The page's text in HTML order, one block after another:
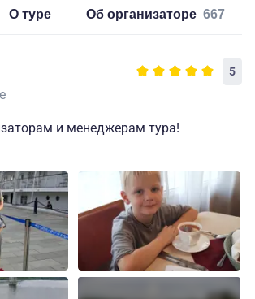
о туре об организаторе 667
5
и менеджерам тура!